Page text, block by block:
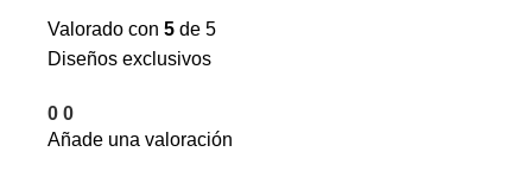
Valorado con 5 de 5
Diseños exclusivos
0 0
Añade una valoración